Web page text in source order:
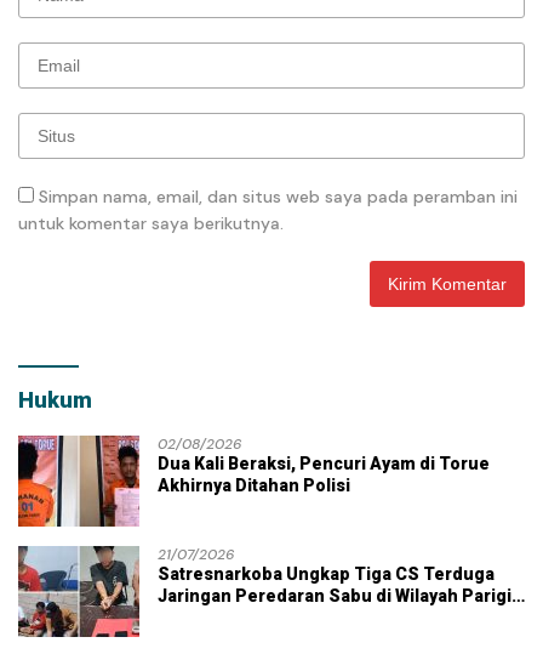
Simpan nama, email, dan situs web saya pada peramban ini
untuk komentar saya berikutnya.
Hukum
02/08/2026
Dua Kali Beraksi, Pencuri Ayam di Torue
Akhirnya Ditahan Polisi
21/07/2026
Satresnarkoba Ungkap Tiga CS Terduga
Jaringan Peredaran Sabu di Wilayah Parigi